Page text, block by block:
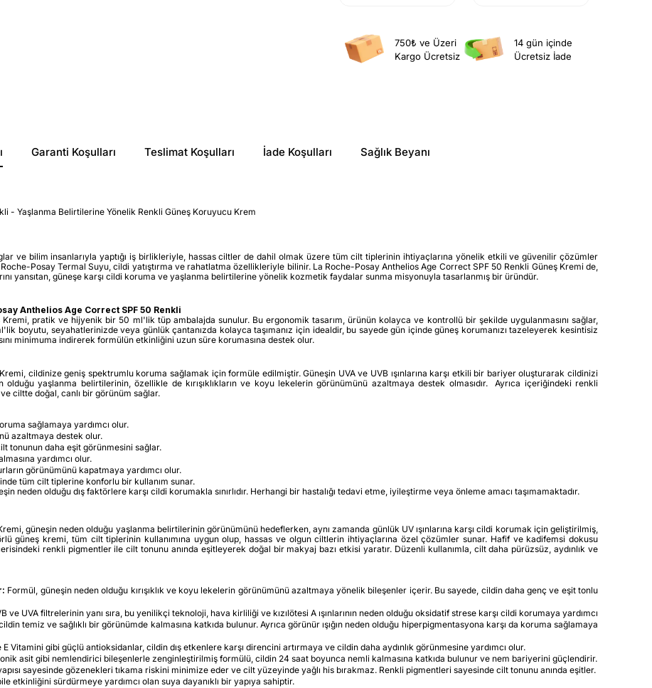
750₺ ve Üzeri
Kargo Ücretsiz
14 gün içinde
Ücretsiz İade
Garanti Koşulları Teslimat Koşulları İade Koşulları Sağlık Beyanı
- Yaşlanma Belirtilerine Yönelik Renkli Güneş Koruyucu Krem
ve bilim insanlarıyla yaptığı iş birlikleriyle, hassas ciltler de dahil olmak üzere tüm cilt tiplerinin ihtiyaçlarına yönelik etkili ve güvenilir çözümler
Posay Termal Suyu, cildi yatıştırma ve rahatlatma özellikleriyle bilinir. La Roche-Posay Anthelios Age Correct SPF 50 Renkli Güneş Kremi de,
yansıtan, güneşe karşı cildi koruma ve yaşlanma belirtilerine yönelik kozmetik faydalar sunma misyonuyla tasarlanmış bir üründür.
Anthelios Age Correct SPF 50 Renkli
pratik ve hijyenik bir 50 ml'lik tüp ambalajda sunulur. Bu ergonomik tasarım, ürünün kolayca ve kontrollü bir şekilde uygulanmasını sağlar,
boyutu, seyahatlerinizde veya günlük çantanızda kolayca taşımanız için idealdir, bu sayede gün içinde güneş korumanızı tazeleyerek kesintisiz
minimuma indirerek formülün etkinliğini uzun süre korumasına destek olur.
cildinize geniş spektrumlu koruma sağlamak için formüle edilmiştir. Güneşin UVA ve UVB ışınlarına karşı etkili bir bariyer oluşturarak cildinizi
olduğu yaşlanma belirtilerinin, özellikle de kırışıklıkların ve koyu lekelerin görünümünü azaltmaya destek olmasıdır. Ayrıca içeriğindeki renkli
ciltte doğal, canlı bir görünüm sağlar.
sağlamaya yardımcı olur.
azaltmaya destek olur.
tonunun daha eşit görünmesini sağlar.
yardımcı olur.
görünümünü kapatmaya yardımcı olur.
tüm cilt tiplerine konforlu bir kullanım sunar.
neden olduğu dış faktörlere karşı cildi korumakla sınırlıdır. Herhangi bir hastalığı tedavi etme, iyileştirme veya önleme amacı taşımamaktadır.
güneşin neden olduğu yaşlanma belirtilerinin görünümünü hedeflerken, aynı zamanda günlük UV ışınlarına karşı cildi korumak için geliştirilmiş,
güneş kremi, tüm cilt tiplerinin kullanımına uygun olup, hassas ve olgun ciltlerin ihtiyaçlarına özel çözümler sunar. Hafif ve kadifemsi dokusu
renkli pigmentler ile cilt tonunu anında eşitleyerek doğal bir makyaj bazı etkisi yaratır. Düzenli kullanımla, cilt daha pürüzsüz, aydınlık ve
Formül, güneşin neden olduğu kırışıklık ve koyu lekelerin görünümünü azaltmaya yönelik bileşenler içerir. Bu sayede, cildin daha genç ve eşit tonlu
ve UVA filtrelerinin yanı sıra, bu yenilikçi teknoloji, hava kirliliği ve kızılötesi A ışınlarının neden olduğu oksidatif strese karşı cildi korumaya yardımcı
temiz ve sağlıklı bir görünümde kalmasına katkıda bulunur. Ayrıca görünür ışığın neden olduğu hiperpigmentasyona karşı da koruma sağlamaya
Vitamini gibi güçlü antioksidanlar, cildin dış etkenlere karşı direncini artırmaya ve cildin daha aydınlık görünmesine yardımcı olur.
asit gibi nemlendirici bileşenlerle zenginleştirilmiş formülü, cildin 24 saat boyunca nemli kalmasına katkıda bulunur ve nem bariyerini güçlendirir.
sayesinde gözenekleri tıkama riskini minimize eder ve cilt yüzeyinde yağlı his bırakmaz. Renkli pigmentleri sayesinde cilt tonunu anında eşitler.
etkinliğini sürdürmeye yardımcı olan suya dayanıklı bir yapıya sahiptir.